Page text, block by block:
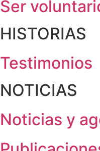
Ser
HISTORIAS
Testimonios
NOTICIAS
Noticias y